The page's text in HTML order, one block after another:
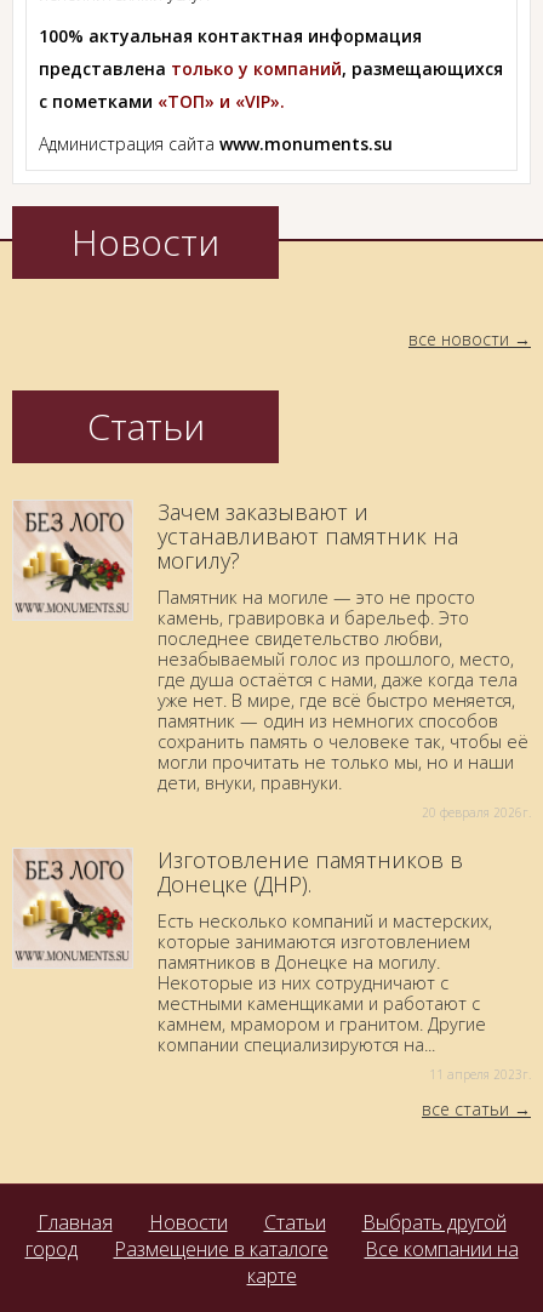
100% актуальная контактная информация
представлена только у компаний, размещающихся
с пометками «ТОП» и «VIP».
Администрация сайта www.monuments.su
Новости
все новости
Статьи
Зачем заказывают и
устанавливают памятник на
могилу?
Памятник на могиле — это не просто
камень, гравировка и барельеф. Это
последнее свидетельство любви,
незабываемый голос из прошлого, место,
где душа остаётся с нами, даже когда тела
уже нет. В мире, где всё быстро меняется,
памятник — один из немногих способов
сохранить память о человеке так, чтобы её
могли прочитать не только мы, но и наши
дети, внуки, правнуки.
20 февраля 2026г.
Изготовление памятников в
Донецке (ДНР).
Есть несколько компаний и мастерских,
которые занимаются изготовлением
памятников в Донецке на могилу.
Некоторые из них сотрудничают с
местными каменщиками и работают с
камнем, мрамором и гранитом. Другие
компании специализируются на...
11 aпреля 2023г.
все статьи
Главная Новости Статьи
Выбрать другой
город
Размещение в каталоге
Все компании на
карте